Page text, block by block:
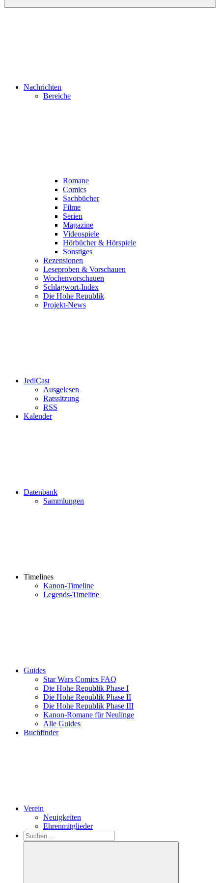
Nachrichten
Bereiche
Romane
Comics
Sachbücher
Filme
Serien
Magazine
Videospiele
Hörbücher & Hörspiele
Sonstiges
Rezensionen
Leseproben & Vorschauen
Wochenvorschauen
Schlagwort-Index
Die Hohe Republik
Projekt-News
JediCast
Ausgelesen
Ratssitzung
RSS
Kalender
Datenbank
Sammlungen
Timelines
Kanon-Timeline
Legends-Timeline
Guides
Star Wars Comics FAQ
Die Hohe Republik Phase I
Die Hohe Republik Phase II
Die Hohe Republik Phase III
Kanon-Romane für Neulinge
Alle Guides
Buchfinder
Verein
Neuigkeiten
Ehrenmitglieder
Search
Suchen
nach: